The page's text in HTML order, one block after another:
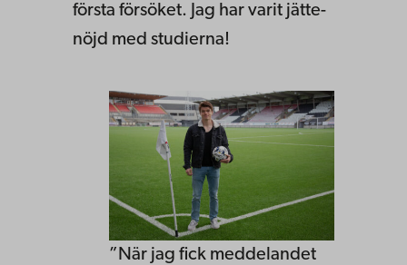
första försöket. Jag har varit jätte­
nöjd med studierna!​​​​​​​
”När jag fick meddelandet